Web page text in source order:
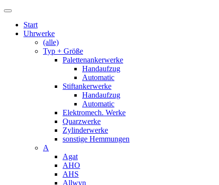
Start
Uhrwerke
(alle)
Typ + Größe
Palettenankerwerke
Handaufzug
Automatic
Stiftankerwerke
Handaufzug
Automatic
Elektromech. Werke
Quarzwerke
Zylinderwerke
sonstige Hemmungen
A
Agat
AHO
AHS
Allwyn